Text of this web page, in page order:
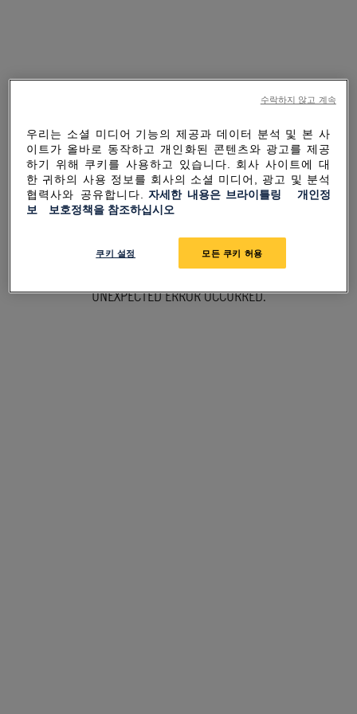
SORRY FOR THE
INCONVENIENCE
UNEXPECTED ERROR OCCURRED.
우리는 소셜 미디어 기능의 제공과 데이터 분석 및 본 사
이트가 올바로 동작하고 개인화된 콘텐츠와 광고를 제공
하기 위해 쿠키를 사용하고 있습니다. 회사 사이트에 대
한 귀하의 사용 정보를 회사의 소셜 미디어, 광고 및 분석
협력사와 공유합니다. 자세한 내용은 브라이틀링 개인정
보 보호정책을 참조하십시오
쿠키 설정 모든 쿠키 허용
수락하지 않고 계속